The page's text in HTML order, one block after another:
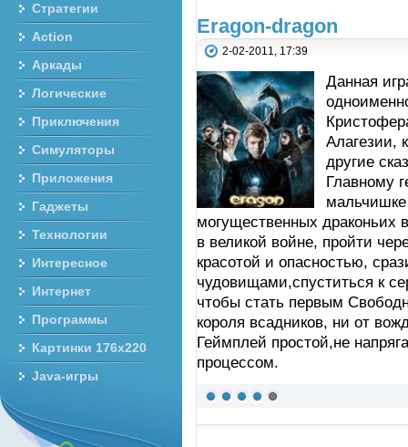
Eragon-dragon
2-02-2011, 17:39
Данная
Алагезии,
другие
Главному
мальчишке
могущественных драконьих
в великой войне, пройти
красотой и опасностью,
чудовищами,спуститься к
чтобы стать первым
короля всадников, ни от
Геймплей простой,не
процессом.
Стратегии
Action
Аркады
Логические
Приключения
Симуляторы
Приложения
Гаджеты
Технологии
Интересное
Интернет
Программы
Картинки 176x220
Java-игры